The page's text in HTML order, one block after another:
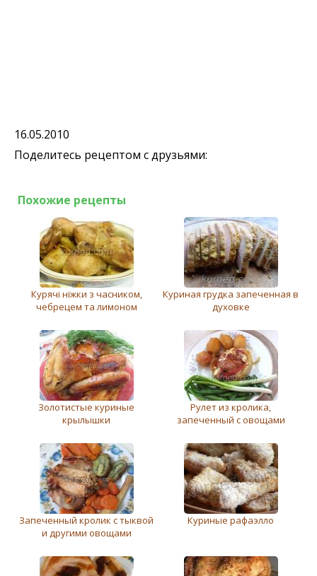
16.05.2010
Поделитесь рецептом с друзьями:
Похожие рецепты
Курячі ніжки з часником,
чебрецем та лимоном
Куриная грудка запеченная в
духовке
Золотистые куриные
крылышки
Рулет из кролика,
запеченный с овощами
Запеченный кролик с тыквой
и другими овощами
Куриные рафаэлло